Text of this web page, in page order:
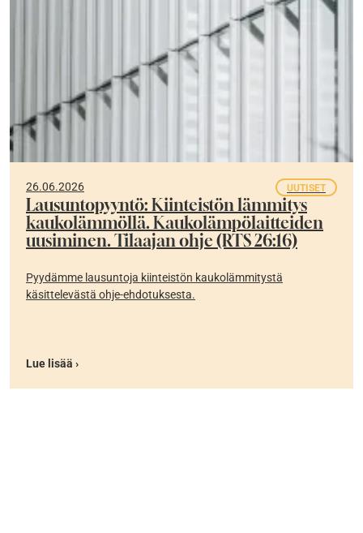
26.06.2026 UUTISET
Lausuntopyyntö: Kiinteistön lämmitys
kaukolämmöllä. Kaukolämpölaitteiden
uusiminen. Tilaajan ohje (RTS 26:16)
Pyydämme lausuntoja kiinteistön kaukolämmitystä
käsittelevästä ohje-ehdotuksesta.
Lue lisää ›